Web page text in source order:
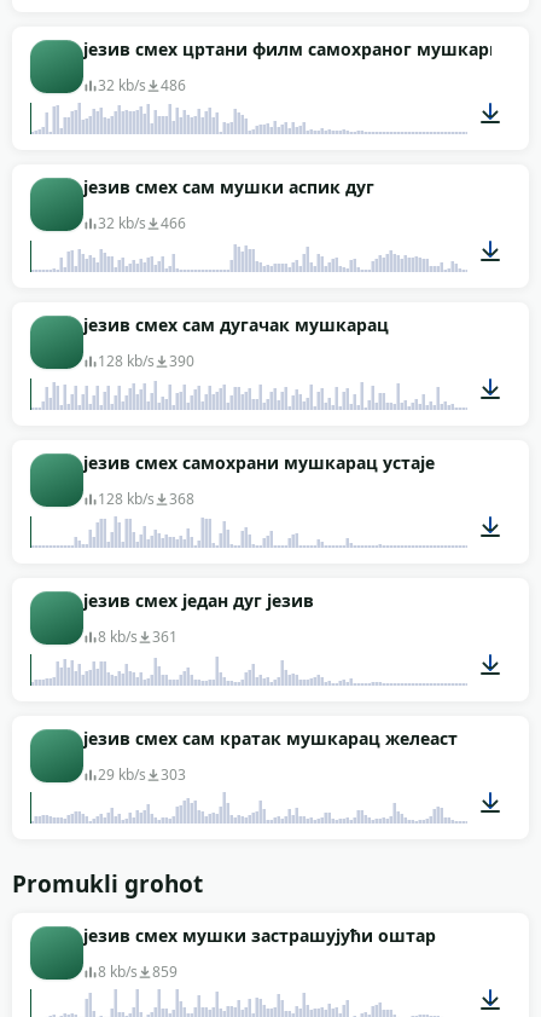
00:04
језив смех цртани филм самохраног мушкарца
32 kb/s 486
језив смех сам мушки аспик дуг
32 kb/s 466
језив смех сам дугачак мушкарац
128 kb/s 390
језив смех самохрани мушкарац устаје
128 kb/s 368
језив смех један дуг језив
8 kb/s 361
језив смех сам кратак мушкарац желеаст
29 kb/s 303
Promukli grohot
језив смех мушки застрашујући оштар
8 kb/s 859